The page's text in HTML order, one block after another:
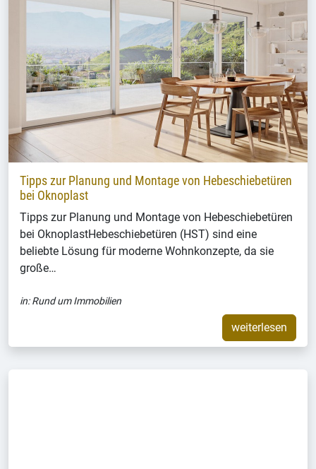
Tipps zur Planung und Montage von Hebeschiebetüren
bei Oknoplast
Tipps zur Planung und Montage von Hebeschiebetüren
bei OknoplastHebeschiebetüren (HST) sind eine
beliebte Lösung für moderne Wohnkonzepte, da sie
große…
in:Rund um Immobilien
weiterlesen